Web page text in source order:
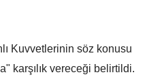
Kuvvetlerinin söz konusu
karşılık vereceği belirtildi.